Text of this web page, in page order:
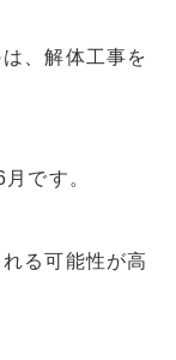
、解体工事を
です。
る可能性が高